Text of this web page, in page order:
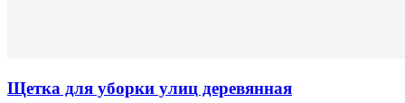
Щетка для уборки улиц деревянная